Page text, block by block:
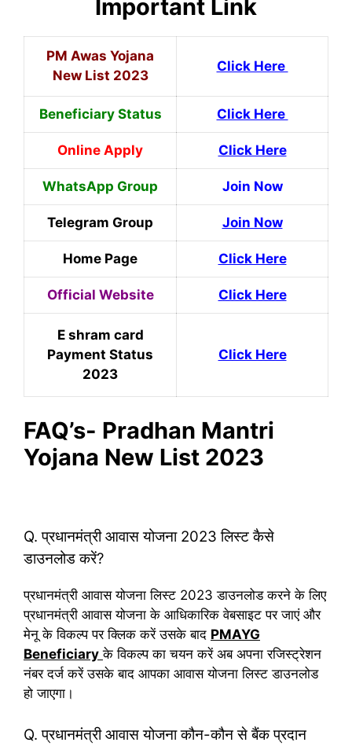
Important Link
PM Awas Yojana
New List 2023
Click Here
Beneficiary Status Click Here
Online Apply Click Here
WhatsApp Group Join Now
Telegram Group Join Now
Home Page Click Here
Official Website Click Here
E shram card
Payment Status
2023
Click Here
FAQ’s- Pradhan Mantri
Yojana New List 2023
Q. प्रधानमंत्री आवास योजना 2023 लिस्ट कैसे
डाउनलोड करें?
प्रधानमंत्री आवास योजना लिस्ट 2023 डाउनलोड करने के लिए
प्रधानमंत्री आवास योजना के आधिकारिक वेबसाइट पर जाएं और
मेनू के विकल्प पर क्लिक करें उसके बाद PMAYG
Beneficiary के विकल्प का चयन करें अब अपना रजिस्ट्रेशन
नंबर दर्ज करें उसके बाद आपका आवास योजना लिस्ट डाउनलोड
हो जाएगा।
Q. प्रधानमंत्री आवास योजना कौन-कौन से बैंक प्रदान